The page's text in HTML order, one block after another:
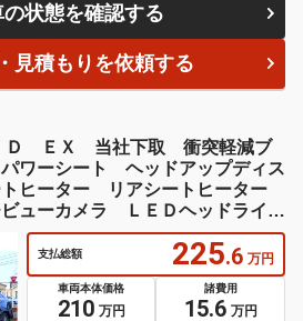
の状態を確認する
見積もりを依頼する
Ｄ ＥＸ 当社下取 衝突軽減ブ
ワーシート ヘッドアップディス
ヒーター リアシートヒーター
ューカメラ ＬＥＤヘッドライ
済み
支払総額 225.6 万円
車両本体価格
210 万円
諸費用
15.6 万円